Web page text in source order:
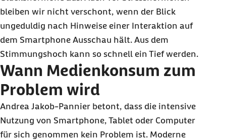
bleiben wir nicht verschont, wenn der Blick
ungeduldig nach Hinweise einer Interaktion auf
dem Smartphone Ausschau hält. Aus dem
Stimmungshoch kann so schnell ein Tief werden.
Wann Medienkonsum zum
Problem wird
Andrea Jakob-Pannier betont, dass die intensive
Nutzung von Smartphone, Tablet oder Computer
für sich genommen kein Problem ist. Moderne